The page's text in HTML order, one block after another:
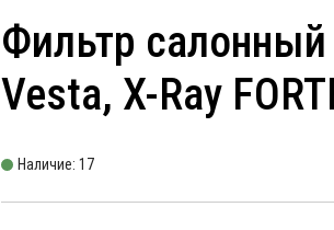
Фильтр
Vesta, X-Ray
Наличие: 17